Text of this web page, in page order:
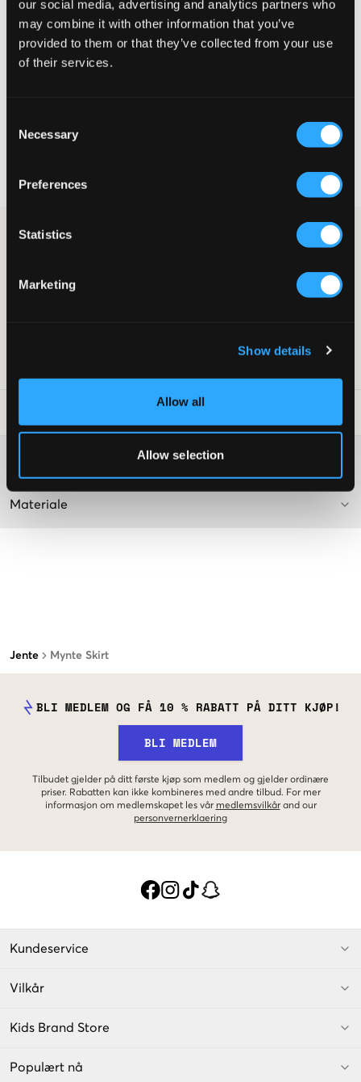
our social media, advertising and analytics partners who
may combine it with other information that you’ve
provided to them or that they’ve collected from your use
of their services.
Selection
Necessary
Preferences
Statistics
Marketing
Show details
Allow all
Allow selection
Jente Mynte Skirt
Liten Riktig
Retur- og bytterett i 60 dager
Røff og blomstrete skjørt fra Grunt. Skjørtet har rysjer og en
bredere strikk i midjen. Dette skjørtet passer både til hverdags
Skjørt
Materiale
BLI MEDLEM OG FÅ 10 % RABATT PÅ DITT KJØP!
BLI MEDLEM
Tilbudet gjelder på ditt første kjøp som medlem og gjelder ordinære
priser. Rabatten kan ikke kombineres med andre tilbud. For mer
informasjon om medlemskapet les vår medlemsvilkår and our
personvernerklaering
Kundeservice
Vilkår
Kids Brand Store
Populært nå